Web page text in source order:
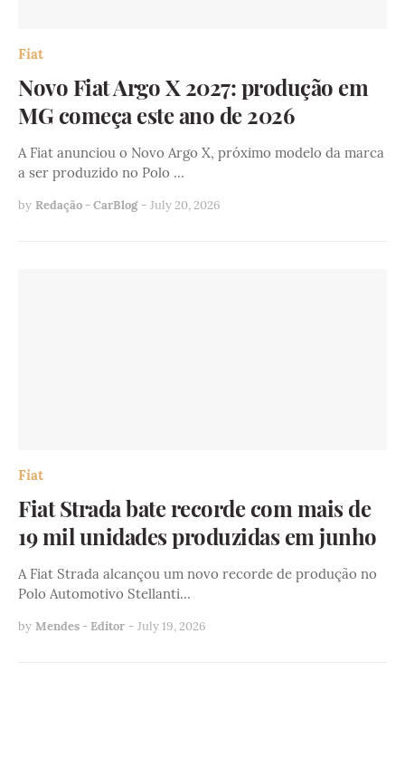
Fiat
Novo Fiat Argo X 2027: produção em
MG começa este ano de 2026
A Fiat anunciou o Novo Argo X, próximo modelo da marca
a ser produzido no Polo …
by Redação - CarBlog - July 20, 2026
Fiat
Fiat Strada bate recorde com mais de
19 mil unidades produzidas em junho
A Fiat Strada alcançou um novo recorde de produção no
Polo Automotivo Stellanti…
by Mendes - Editor - July 19, 2026